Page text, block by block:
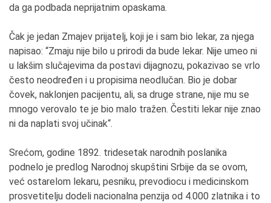
da ga podbada neprijatnim opaskama.
Čak je jedan Zmajev prijatelj, koji je i sam bio lekar, za njega
napisao: “Zmaju nije bilo u prirodi da bude lekar. Nije umeo ni
u lakšim slučajevima da postavi dijagnozu, pokazivao se vrlo
često neodređen i u propisima neodlučan. Bio je dobar
čovek, naklonjen pacijentu, ali, sa druge strane, nije mu se
mnogo verovalo te je bio malo tražen. Čestiti lekar nije znao
ni da naplati svoj učinak“.
Srećom, godine 1892. tridesetak narodnih poslanika
podnelo je predlog Narodnoj skupštini Srbije da se ovom,
već ostarelom lekaru, pesniku, prevodiocu i medicinskom
prosvetitelju dodeli nacionalna penzija od 4.000 zlatnika i to